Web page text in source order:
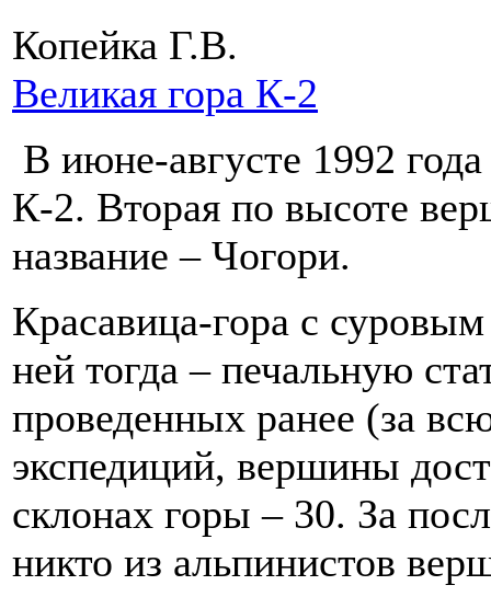
Копейка Г.В.
Великая гора К-2
В июне-августе 1992
К-2. Вторая по высоте
название – Чогори.
Красавица-гора с
ней тогда – печальную
проведенных ранее (за
экспедиций, вершины
склонах горы – 30. За
никто из альпинистов